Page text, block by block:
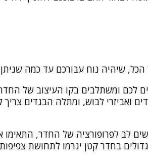
שיהיה נוח עבורכם עד כמה
לכם ומשתלבים בקו העיצוב של
ואביזרי לבוש, ומתלה הבגדים צריך
לב לפרופורציה של החדר, התאימו
בחדר קטן יגרמו לתחושת